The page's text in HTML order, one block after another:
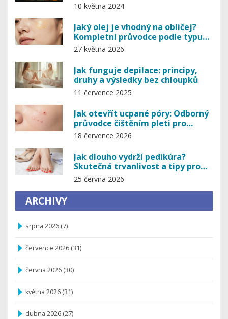
10 května 2024
Jaký olej je vhodný na obličej?
Kompletní průvodce podle typu
pleti
27 května 2026
Jak funguje depilace: principy,
druhy a výsledky bez chloupků
11 července 2025
Jak otevřít ucpané póry: Odborný
průvodce čištěním pleti pro
jasnou pleť
18 července 2026
Jak dlouho vydrží pedikúra?
Skutečná trvanlivost a tipy pro
prodloužení efektu
25 června 2026
ARCHIVY
srpna 2026 (7)
července 2026 (31)
června 2026 (30)
května 2026 (31)
dubna 2026 (27)